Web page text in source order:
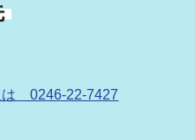
0246-22-7427